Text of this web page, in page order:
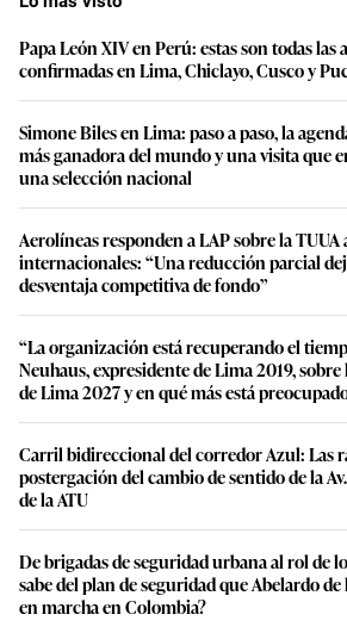
Papa León XIV en Perú: estas son todas las
confirmadas en Lima, Chiclayo, Cusco y
Simone Biles en Lima: paso a paso, la
más ganadora del mundo y una visita que
una selección nacional
Aerolíneas responden a LAP sobre la TUUA
internacionales: “Una reducción parcial
desventaja competitiva de fondo”
“La organización está recuperando el
Neuhaus, expresidente de Lima 2019,
de Lima 2027 y en qué más está
Carril bidireccional del corredor Azul: Las
postergación del cambio de sentido de la
de la ATU
De brigadas de seguridad urbana al rol de
sabe del plan de seguridad que Abelardo
en marcha en Colombia?